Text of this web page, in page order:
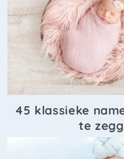
45 klassieke
te